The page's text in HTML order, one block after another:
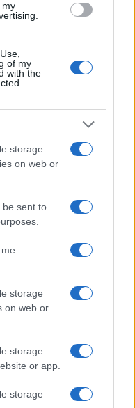
my
of my
with the
storage
on web or
be sent to
storage
on web or
storage
or app.
storage